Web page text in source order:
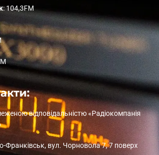
: 104,3FM
відповідальністю «Радіокомпанія
Франківськ, вул. Чорновола 7, 7 поверх